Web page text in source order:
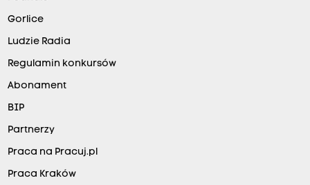
Gorlice
Ludzie Radia
Regulamin konkursów
Abonament
BIP
Partnerzy
Praca na Pracuj.pl
Praca Kraków